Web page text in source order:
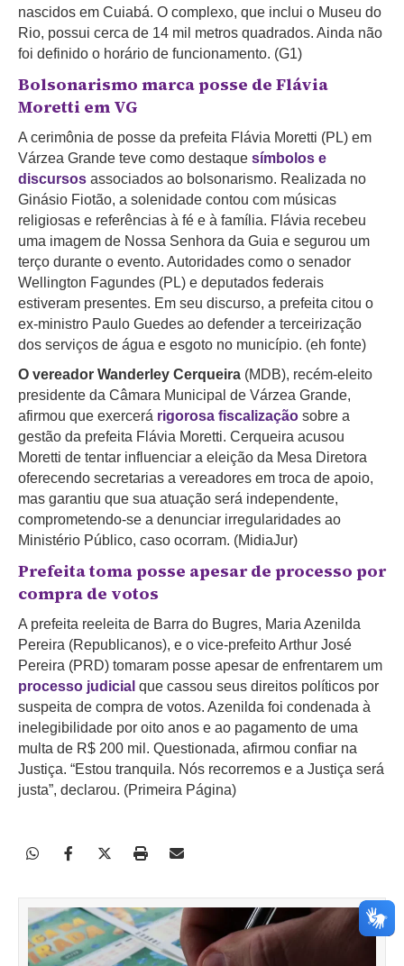
nascidos em Cuiabá. O complexo, que inclui o Museu do
Rio, possui cerca de 14 mil metros quadrados. Ainda não
foi definido o horário de funcionamento. (G1)
Bolsonarismo marca posse de Flávia
Moretti em VG
A cerimônia de posse da prefeita Flávia Moretti (PL) em
Várzea Grande teve como destaque símbolos e
discursos associados ao bolsonarismo. Realizada no
Ginásio Fiotão, a solenidade contou com músicas
religiosas e referências à fé e à família. Flávia recebeu
uma imagem de Nossa Senhora da Guia e segurou um
terço durante o evento. Autoridades como o senador
Wellington Fagundes (PL) e deputados federais
estiveram presentes. Em seu discurso, a prefeita citou o
ex-ministro Paulo Guedes ao defender a terceirização
dos serviços de água e esgoto no município. (eh fonte)
O vereador Wanderley Cerqueira (MDB), recém-eleito
presidente da Câmara Municipal de Várzea Grande,
afirmou que exercerá rigorosa fiscalização sobre a
gestão da prefeita Flávia Moretti. Cerqueira acusou
Moretti de tentar influenciar a eleição da Mesa Diretora
oferecendo secretarias a vereadores em troca de apoio,
mas garantiu que sua atuação será independente,
comprometendo-se a denunciar irregularidades ao
Ministério Público, caso ocorram. (MidiaJur)
Prefeita toma posse apesar de processo por
compra de votos
A prefeita reeleita de Barra do Bugres, Maria Azenilda
Pereira (Republicanos), e o vice-prefeito Arthur José
Pereira (PRD) tomaram posse apesar de enfrentarem um
processo judicial que cassou seus direitos políticos por
suspeita de compra de votos. Azenilda foi condenada à
inelegibilidade por oito anos e ao pagamento de uma
multa de R$ 200 mil. Questionada, afirmou confiar na
Justiça. “Estou tranquila. Nós recorremos e a Justiça será
justa”, declarou. (Primeira Página)